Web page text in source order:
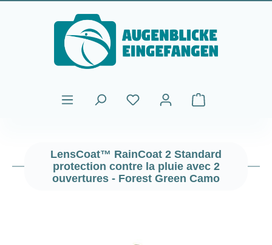
Passer au contenu principal
Le panier
LensCoat™ RainCoat 2 Standard
protection contre la pluie avec 2
ouvertures - Forest Green Camo